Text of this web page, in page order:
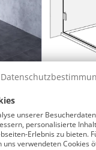
Duschwand
cm
unserer
personalisierte
Erlebnis zu bieten.
verwendeten Cookies